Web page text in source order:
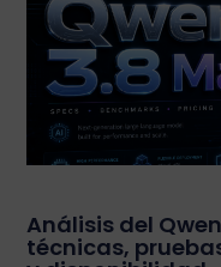
Análisis del
técnicas,